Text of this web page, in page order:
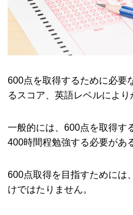
600点を取得するために必要
るスコア、英語レベルにより
一般的には、600点を取得す
400時間程勉強する必要があ
600点取得を目指すためには
けではたりません。